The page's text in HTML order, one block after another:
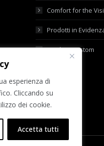
esperienza di
Cliccando su
dei cookie.
Accetta tutti
Comfort for the
Prodotti in
Prodotti Custom